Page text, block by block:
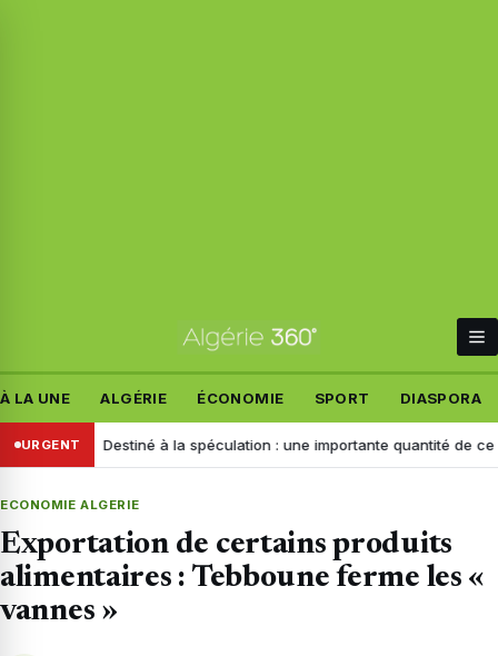
À LA UNE ALGÉRIE ÉCONOMIE SPORT DIASPORA
URGENT
Destiné à la spéculation : une importante quantité de ce produit
ECONOMIE ALGERIE
Exportation de certains produits
alimentaires : Tebboune ferme les «
vannes »